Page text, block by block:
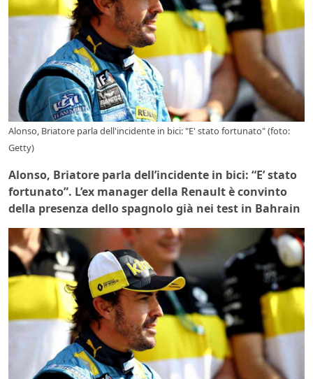
Alonso, Briatore parla dell'incidente in bici: "E' stato fortunato" (foto:
Getty)
Alonso, Briatore parla dell’incidente in bici: “E’ stato
fortunato”. L’ex manager della Renault è convinto
della presenza dello spagnolo già nei test in Bahrain